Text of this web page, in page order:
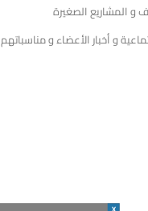
و المشاريع الصغيرة
و أخبار الأعضاء و مناسباتهم